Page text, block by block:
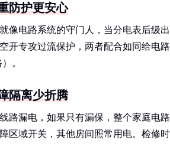
防护更安心
像电路系统的守门人，当分电表后级
开专攻过流保护，两者配合如同给电
。
隔离少折腾
路漏电，如果只有漏保，整个家庭电
区域开关，其他房间照常用电。检修